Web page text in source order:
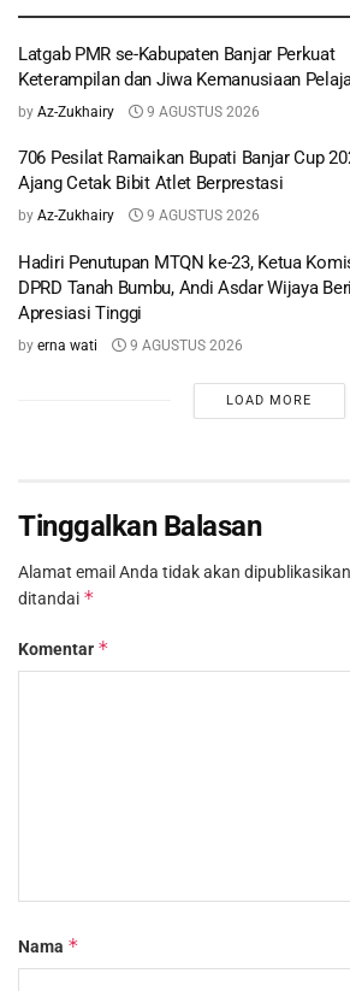
Latgab PMR se-Kabupaten Banjar Perkuat
Keterampilan dan Jiwa Kemanusiaan
by Az-Zukhairy 9 AGUSTUS 2026
706 Pesilat Ramaikan Bupati Banjar Cup
Ajang Cetak Bibit Atlet Berprestasi
by Az-Zukhairy 9 AGUSTUS 2026
Hadiri Penutupan MTQN ke-23, Ketua
DPRD Tanah Bumbu, Andi Asdar Wijaya Beri
Apresiasi Tinggi
by erna wati 9 AGUSTUS 2026
LOAD MORE
Tinggalkan Balasan
Alamat email Anda tidak akan
ditandai *
Komentar *
Nama *